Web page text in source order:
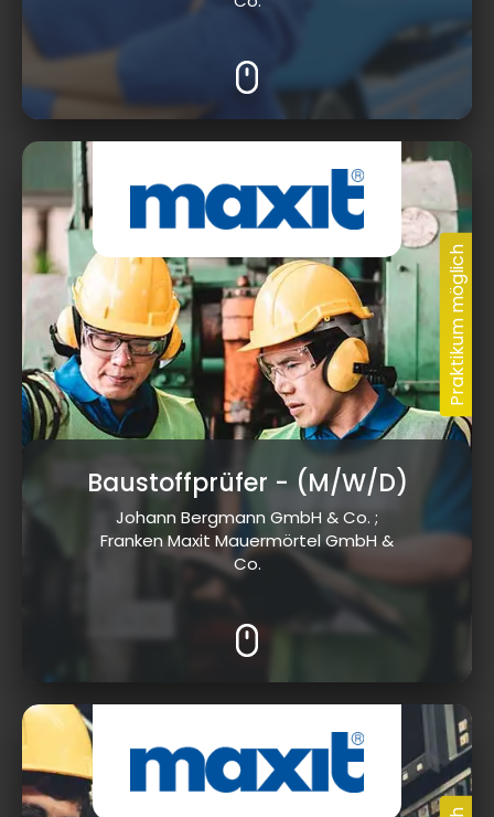
Baustoffprüfer - (M/W/D)
Johann Bergmann GmbH & Co. ;
Franken Maxit Mauermörtel GmbH &
Co.